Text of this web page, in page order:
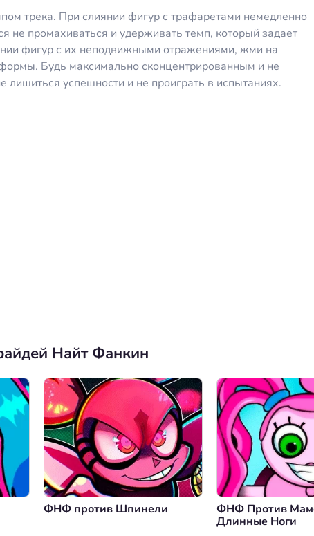
трека. При слиянии фигур с трафаретами немедленно
не промахиваться и удерживать темп, который задает
фигур с их неподвижными отражениями, жми на
Будь максимально сконцентрированным и не
лишиться успешности и не проиграть в испытаниях.
Найт Фанкин
ФНФ против Шпинели
ФНФ Против
Длинные Ноги